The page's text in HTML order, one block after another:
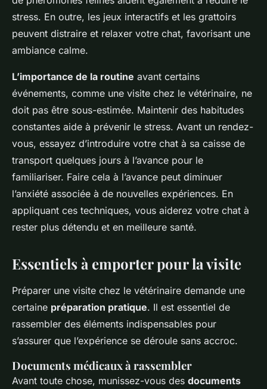
stress. En outre, les jeux interactifs et les grattoirs
peuvent distraire et relaxer votre chat, favorisant une
ambiance calme.
L’importance de la routine avant certains
événements, comme une visite chez le vétérinaire, ne
doit pas être sous-estimée. Maintenir des habitudes
constantes aide à prévenir le stress. Avant un rendez-
vous, essayez d’introduire votre chat à sa caisse de
transport quelques jours à l’avance pour le
familiariser. Faire cela à l’avance peut diminuer
l’anxiété associée à de nouvelles expériences. En
appliquant ces techniques, vous aiderez votre chat à
rester plus détendu et en meilleure santé.
Essentiels à emporter pour la visite
Préparer une visite chez le vétérinaire demande une
certaine préparation pratique. Il est essentiel de
rassembler des éléments indispensables pour
s’assurer que l’expérience se déroule sans accroc.
Documents médicaux à rassembler
Avant toute chose, munissez-vous des documents